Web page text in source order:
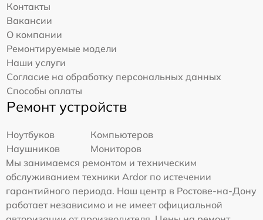
Контакты
Вакансии
О компании
Ремонтируемые модели
Наши услуги
Согласие на обработку персональных данных
Способы оплаты
Ремонт устройств
Ноутбуков
Компьютеров
Наушников
Мониторов
Мы занимаемся ремонтом и техническим
обслуживанием техники Ardor по истечении
гарантийного периода. Наш центр в Ростове-на-Дону
работает независимо и не имеет официальной